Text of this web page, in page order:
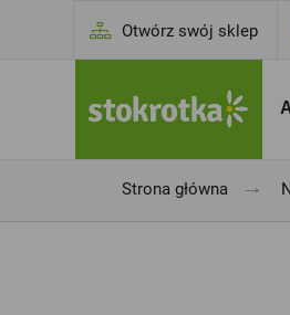
Otwórz swój sklep
Strona główna →